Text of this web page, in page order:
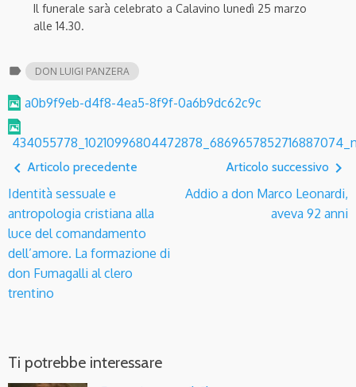
Il funerale sarà celebrato a Calavino lunedì 25 marzo
alle 14.30.
label DON LUIGI PANZERA
a0b9f9eb-d4f8-4ea5-8f9f-0a6b9dc62c9c
navigate_before Articolo precedente
Identità sessuale e
antropologia cristiana alla
luce del comandamento
dell’amore. La formazione di
don Fumagalli al clero
trentino
Articolo successivo navigate_next
Addio a don Marco Leonardi,
aveva 92 anni
Ti potrebbe interessare